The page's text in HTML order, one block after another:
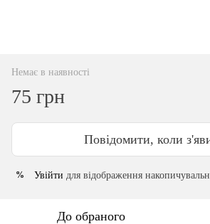
Немає в наявності
75 грн
Повідомити, коли
% Увійти для відображення
До обраного